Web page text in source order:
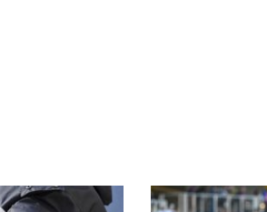
رصاص